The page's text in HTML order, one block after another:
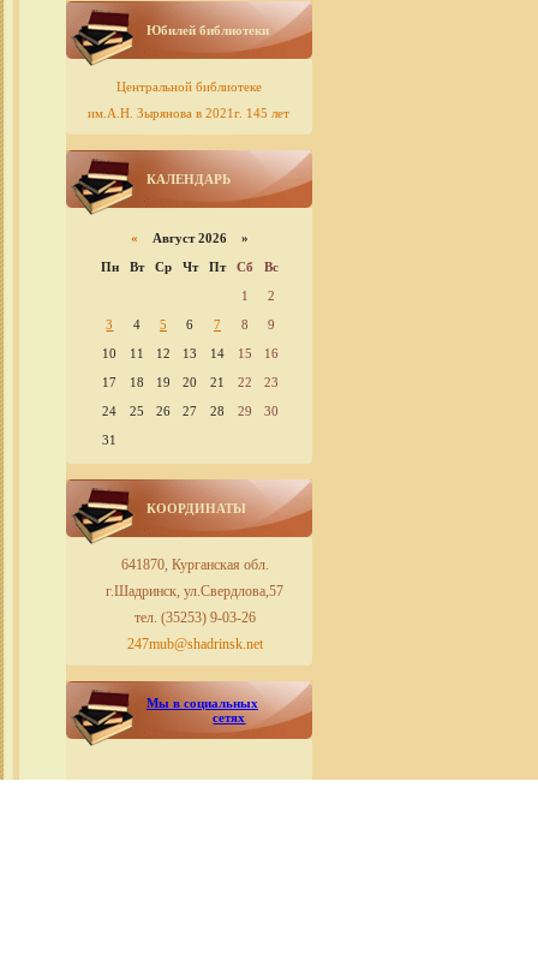
Юбилей библиотеки
Центральной библиотеке
им.А.Н. Зырянова в 2021г. 145 лет
КАЛЕНДАРЬ
« Август 2026 »
Пн
Вт Ср Чт Пт Сб
Вс
1
2
3
4 5 6 7 8
9
10
11 12 13 14 15
16
17
18 19 20 21 22
23
24
25 26 27 28 29
30
31
КООРДИНАТЫ
641870, Курганская обл.
г.Шадринск, ул.Свердлова,57
тел. (35253) 9-03-26
247mub@shadrinsk.net
Мы в социальных
сетях